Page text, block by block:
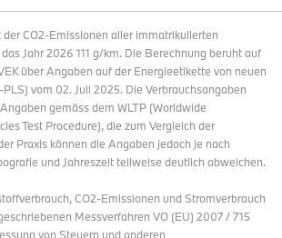
CO2-Emissionen aller immatrikulierten
Jahr 2026 111 g/km. Die Berechnung beruht auf
über Angaben auf der Energieetikette von neuen
vom 02. Juli 2025. Die Verbrauchsangaben
gemäss dem WLTP (Worldwide
Test Procedure), die zum Vergleich der
Praxis können die Angaben jedoch je nach
und Jahreszeit teilweise deutlich abweichen.
CO2-Emissionen und Stromverbrauch
Messverfahren VO (EU) 2007 / 715
von Steuern und anderen